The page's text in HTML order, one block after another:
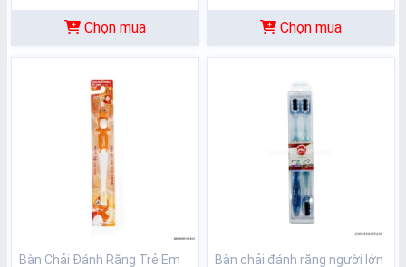
Chọn mua Chọn mua
Bàn Chải Đánh Răng Trẻ Em
Bàn chải đánh răng người lớn